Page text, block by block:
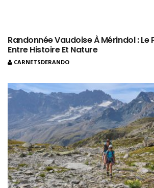
Randonnée Vaudoise À Mérindol : Le
Entre Histoire Et Nature
CARNETSDERANDO